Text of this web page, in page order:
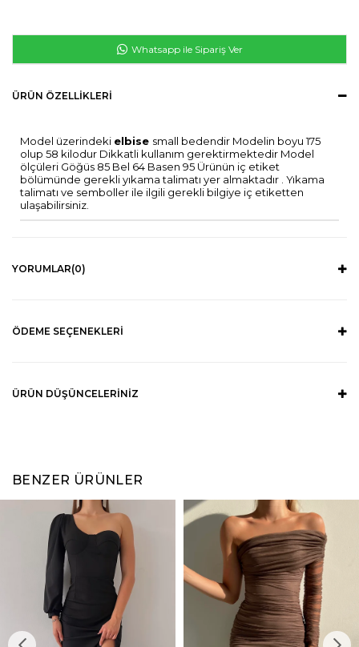
Whatsapp ile Sipariş Ver
ÜRÜN ÖZELLIKLERI
Model üzerindeki elbise small bedendir Modelin boyu 175
olup 58 kilodur Dikkatli kullanım gerektirmektedir Model
ölçüleri Göğüs 85 Bel 64 Basen 95 Ürünün iç etiket
bölümünde gerekli yıkama talimatı yer almaktadır . Yıkama
talimatı ve semboller ile ilgili gerekli bilgiye iç etiketten
ulaşabilirsiniz.
YORUMLAR(0)
ÖDEME SEÇENEKLERI
ÜRÜN DÜŞÜNCELERINIZ
BENZER ÜRÜNLER